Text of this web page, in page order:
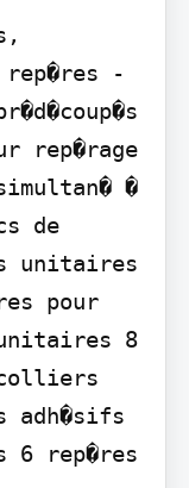
-
rep�rage
�
de
unitaires
pour
8
adh�sifs
6 rep�res